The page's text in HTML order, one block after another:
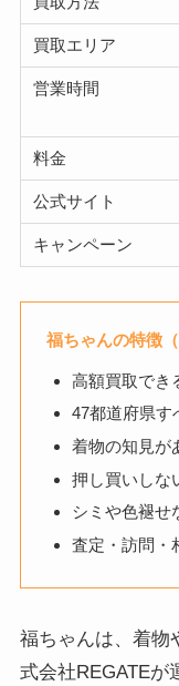
買取エリア
営業時間
料金
公式サイト
キャンペーン
福ちゃんの特徴（
高額買取でき
47都道府県す
着物の知見が
押し買いしな
シミや色褪せ
査定・訪問・
福ちゃんは、着物
式会社REGATEが